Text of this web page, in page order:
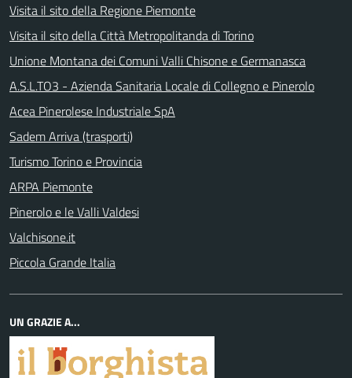
Visita il sito della Regione Piemonte
Visita il sito della Città Metropolitanda di Torino
Unione Montana dei Comuni Valli Chisone e Germanasca
A.S.L.TO3 - Azienda Sanitaria Locale di Collegno e Pinerolo
Acea Pinerolese Industriale SpA
Sadem Arriva (trasporti)
Turismo Torino e Provincia
ARPA Piemonte
Pinerolo e le Valli Valdesi
Valchisone.it
Piccola Grande Italia
UN GRAZIE A...